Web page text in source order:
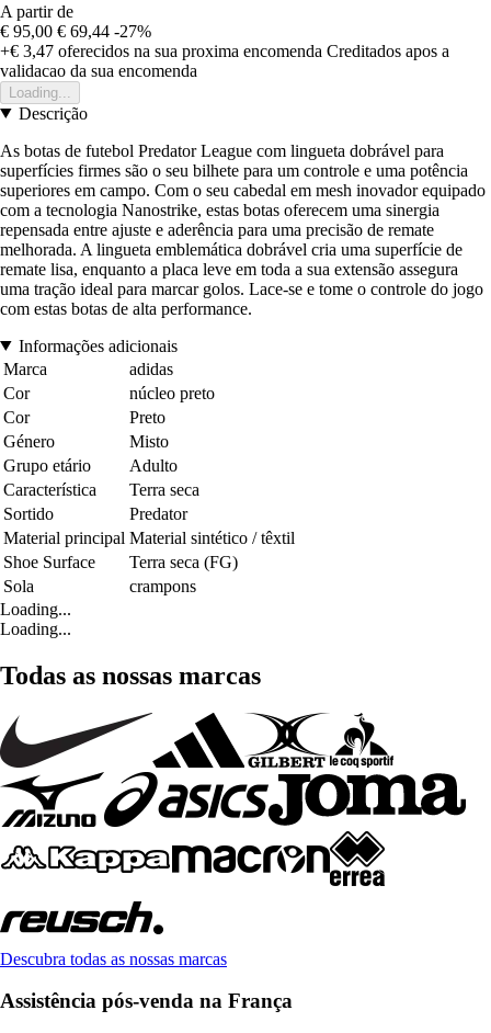
A partir de
€ 95,00 € 69,44 -27%
+€ 3,47 oferecidos na sua proxima encomenda Creditados apos a
validacao da sua encomenda
Loading...
Descrição
As botas de futebol Predator League com lingueta dobrável para
superfícies firmes são o seu bilhete para um controle e uma potência
superiores em campo. Com o seu cabedal em mesh inovador equipado
com a tecnologia Nanostrike, estas botas oferecem uma sinergia
repensada entre ajuste e aderência para uma precisão de remate
melhorada. A lingueta emblemática dobrável cria uma superfície de
remate lisa, enquanto a placa leve em toda a sua extensão assegura
uma tração ideal para marcar golos. Lace-se e tome o controle do jogo
com estas botas de alta performance.
Informações adicionais
Marca
adidas
Cor
núcleo preto
Cor
Preto
Género
Misto
Grupo etário
Adulto
Característica
Terra seca
Sortido
Predator
Material principal Material sintético / têxtil
Shoe Surface
Terra seca (FG)
Sola
crampons
Loading...
Loading...
Todas as nossas marcas
Descubra todas as nossas marcas
Assistência pós-venda na França